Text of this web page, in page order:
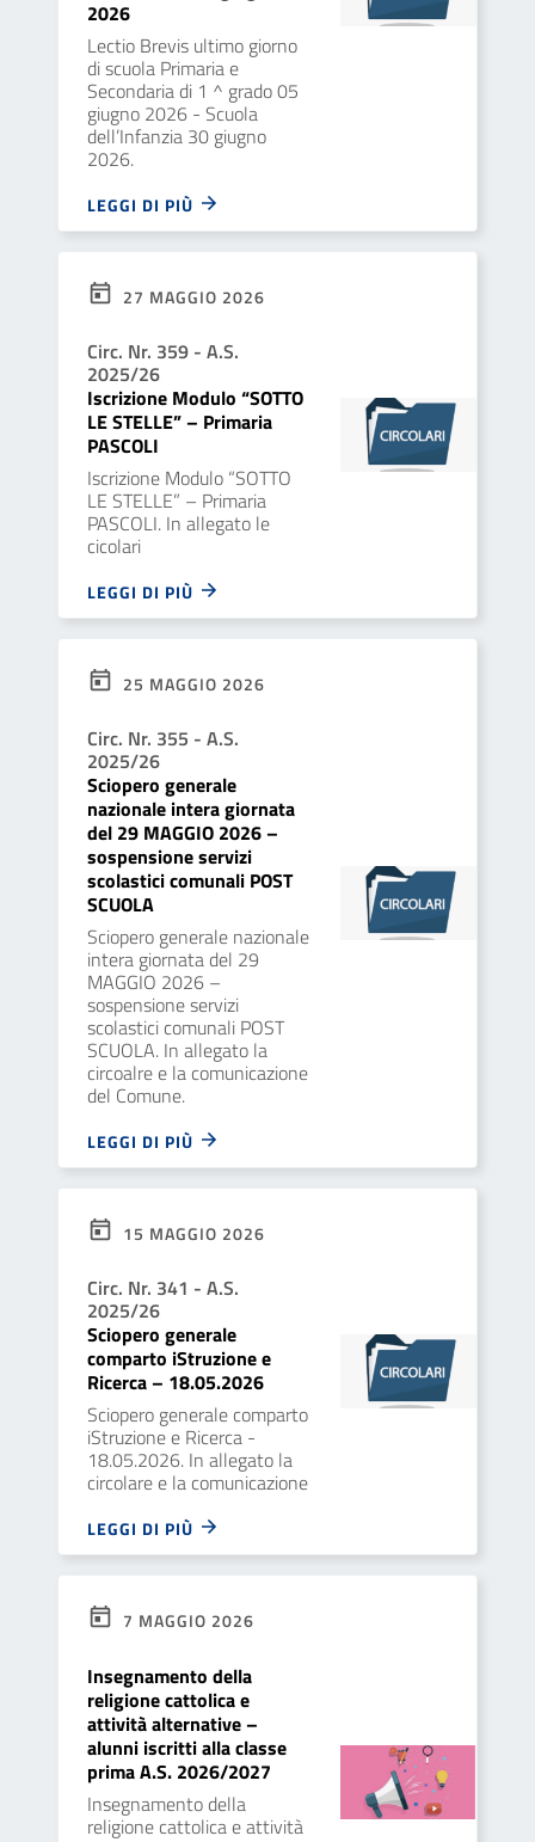
2026
Lectio Brevis ultimo giorno
di scuola Primaria e
Secondaria di 1 ^ grado 05
giugno 2026 - Scuola
dell’Infanzia 30 giugno
2026.
LEGGI DI PIÙ
27 MAGGIO 2026
Circ. Nr. 359 - A.S.
2025/26
Iscrizione Modulo “SOTTO
LE STELLE” – Primaria
PASCOLI
Iscrizione Modulo “SOTTO
LE STELLE” – Primaria
PASCOLI. In allegato le
cicolari
LEGGI DI PIÙ
25 MAGGIO 2026
Circ. Nr. 355 - A.S.
2025/26
Sciopero generale
nazionale intera giornata
del 29 MAGGIO 2026 –
sospensione servizi
scolastici comunali POST
SCUOLA
Sciopero generale nazionale
intera giornata del 29
MAGGIO 2026 –
sospensione servizi
scolastici comunali POST
SCUOLA. In allegato la
circoalre e la comunicazione
del Comune.
LEGGI DI PIÙ
15 MAGGIO 2026
Circ. Nr. 341 - A.S.
2025/26
Sciopero generale
comparto iStruzione e
Ricerca – 18.05.2026
Sciopero generale comparto
iStruzione e Ricerca -
18.05.2026. In allegato la
circolare e la comunicazione
LEGGI DI PIÙ
7 MAGGIO 2026
Insegnamento della
religione cattolica e
attività alternative –
alunni iscritti alla classe
prima A.S. 2026/2027
Insegnamento della
religione cattolica e attività